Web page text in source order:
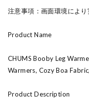
注意事項：画面環境によ
Product Name
CHUMS Booby Leg
Warmers, Cozy Boa
Product Description